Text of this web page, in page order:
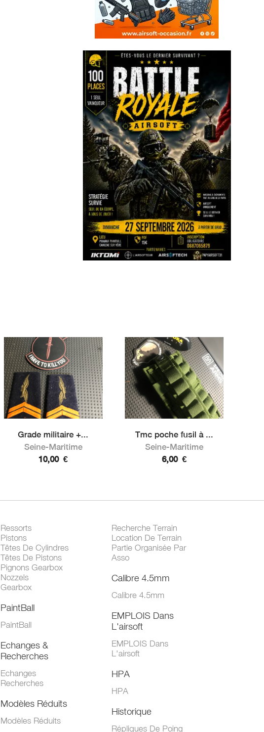
Grade militaire +...
Seine-Maritime
10,00 €
Tmc poche fusil à ...
Seine-Maritime
6,00 €
Ressorts
Pistons
Têtes De Cylindres
Têtes De Pistons
Pignons Gearbox
Nozzels
Gearbox
PaintBall
PaintBall
Echanges &
Recherches
Echanges
Recherches
Modèles Réduits
Modèles Réduits
Recherche Terrain
Location De Terrain
Partie Organisée Par
Asso
Calibre 4.5mm
Calibre 4.5mm
EMPLOIS Dans
L'airsoft
EMPLOIS Dans
L'airsoft
HPA
HPA
Historique
Répliques De Poing